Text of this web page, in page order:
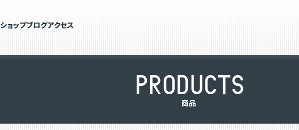
ショップブログアクセス
PRODUCTS
商品